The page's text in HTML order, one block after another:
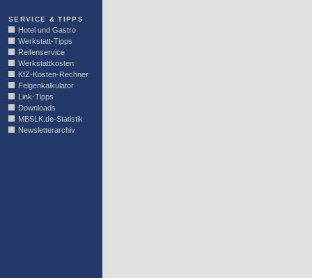
SERVICE & TIPPS
Hotel und Gastro
Werkstatt-Tipps
Reifenservice
Werkstattkosten
KfZ-Kosten-Rechner
Felgenkalkulator
Link-Tipps
Downloads
MBSLK.de-Statistik
Newsletterarchiv